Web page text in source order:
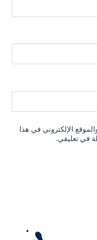
الإلكتروني في هذا
في تعليقي.